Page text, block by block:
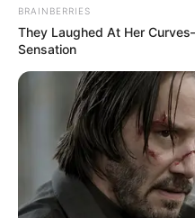
BRAINBERRIES
They Laughed At Her
Sensation